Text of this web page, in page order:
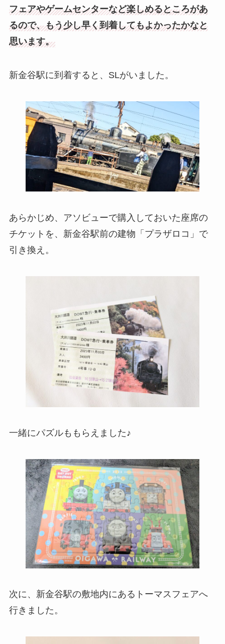
フェアやゲームセンターなど楽しめるところがあ
るので、もう少し早く到着してもよかったかなと
思います。
新金谷駅に到着すると、SLがいました。
あらかじめ、アソビューで購入しておいた座席の
チケットを、新金谷駅前の建物「プラザロコ」で
引き換え。
一緒にパズルももらえました♪
次に、新金谷駅の敷地内にあるトーマスフェアへ
行きました。